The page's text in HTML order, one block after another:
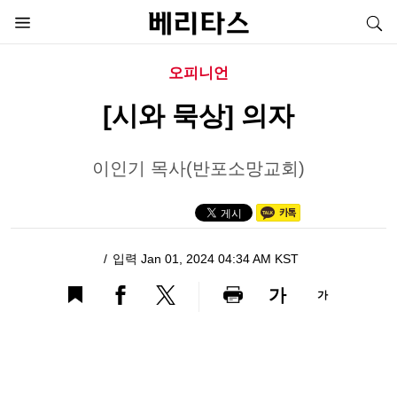
오피니언
[시와 묵상] 의자
이인기 목사(반포소망교회)
입력 Jan 01, 2024 04:34 AM KST
가 가